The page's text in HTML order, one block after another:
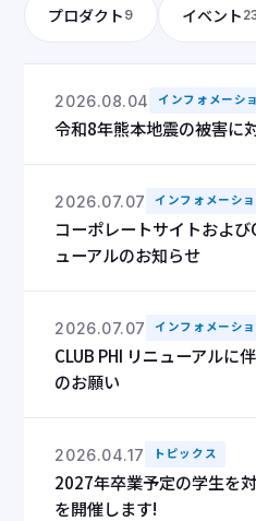
プロダクト 9 イベント
2026.08.04 インフォメーシ
令和8年熊本地震の被害に
2026.07.07 インフォメーシ
コーポレートサイトおよび
ューアルのお知らせ
2026.07.07 インフォメーシ
CLUB PHI リニューアルに
のお願い
2026.04.17 トピックス
2027年卒業予定の学生を
を開催します!